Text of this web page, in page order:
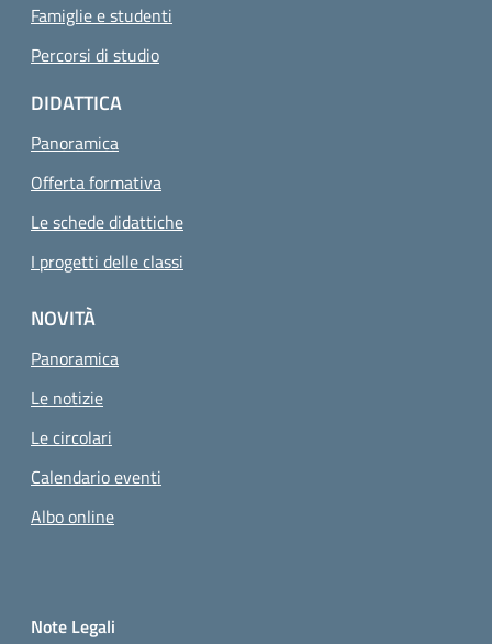
Famiglie e studenti
Percorsi di studio
DIDATTICA
Panoramica
Offerta formativa
Le schede didattiche
I progetti delle classi
NOVITÀ
Panoramica
Le notizie
Le circolari
Calendario eventi
Albo online
Small prints
Note Legali